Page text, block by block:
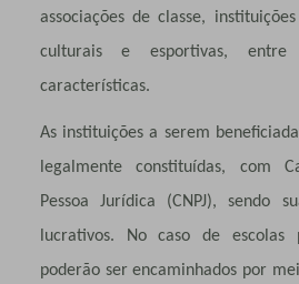
associações de classe,
culturais e esportivas,
características.
As instituições a serem
legalmente constituídas, com
Pessoa Jurídica (CNPJ), sendo
lucrativos. No caso de escolas
poderão ser encaminhados por